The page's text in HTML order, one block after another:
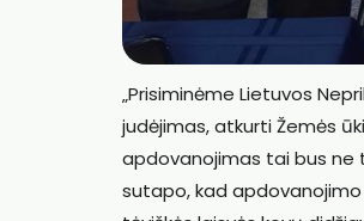
„Prisiminėme Lietuvos
judėjimas, atkurti Žemės
apdovanojimas tai bus ne
sutapo, kad